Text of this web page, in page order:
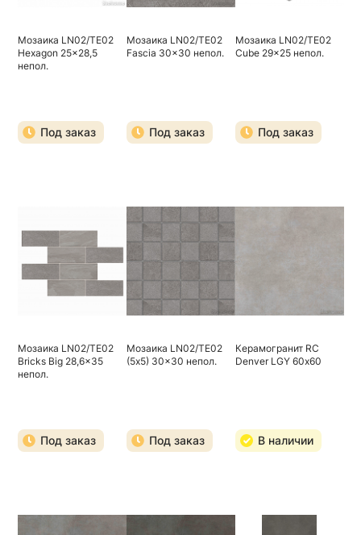
Мозаика LN02/TE02
Hexagon 25x28,5
непол.
Под заказ
Мозаика LN02/TE02
Fascia 30x30 непол.
Под заказ
Мозаика LN02/TE02
Cube 29x25 непол.
Под заказ
Мозаика LN02/TE02
Bricks Big 28,6x35
непол.
Под заказ
Мозаика LN02/TE02
(5х5) 30x30 непол.
Под заказ
Керамогранит RC
Denver LGY 60х60
В наличии